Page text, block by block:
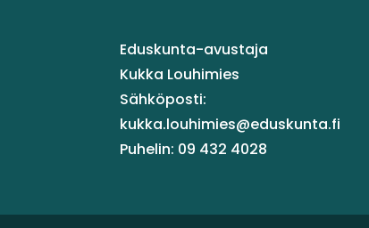
Eduskunta-avustaja
Kukka Louhimies
Sähköposti:
kukka.louhimies@eduskunta.fi
Puhelin: 09 432 4028